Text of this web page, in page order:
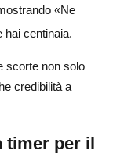
«Ne
hai centinaia.
scorte non solo
credibilità a
timer per il